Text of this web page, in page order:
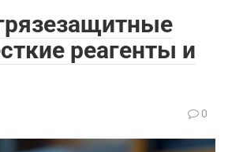
реагенты и
0